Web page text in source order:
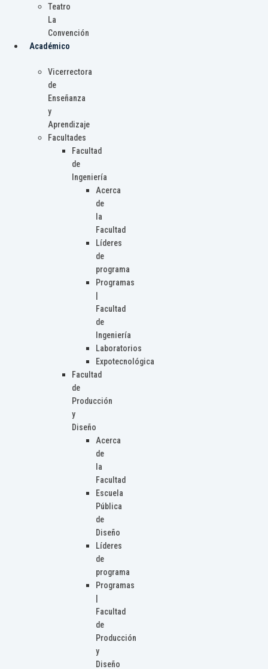
Teatro
La
Convención
Académico
Vicerrectora
de
Enseñanza
y
Aprendizaje
Facultades
Facultad
de
Ingeniería
Acerca
de
la
Facultad
Líderes
de
programa
Programas
Facultad
de
Ingeniería
Laboratorios
Expotecnológica
Facultad
de
Producción
y
Diseño
Acerca
de
la
Facultad
Escuela
Pública
de
Diseño
Líderes
de
programa
Programas
Facultad
de
Producción
y
Diseño